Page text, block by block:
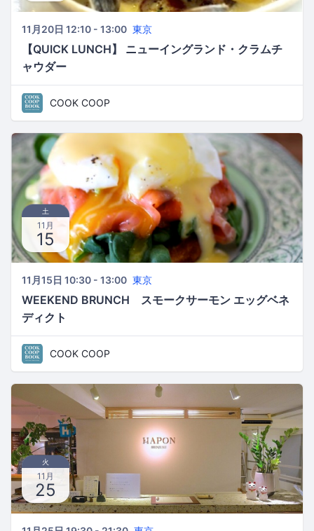
11月20日 12:10 - 13:00 東京
【QUICK LUNCH】 ニューイングランド・クラムチ
ャウダー
COOK COOP
土
11月
15
11月15日 10:30 - 13:00 東京
WEEKEND BRUNCH スモークサーモン エッグベネ
ディクト
COOK COOP
火
11月
25